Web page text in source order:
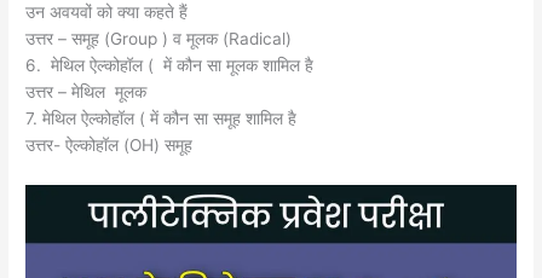
उन अवयवों को क्या कहते हैं
उत्तर – समूह (Group ) व मूलक (Radical)
6. मेथिल ऐल्कोहॉल ( में कौन सा मूलक शामिल है
उत्तर – मेथिल मूलक
7. मेथिल ऐल्कोहॉल ( में कौन सा समूह शामिल है
उत्तर- ऐल्कोहॉल (OH) समूह